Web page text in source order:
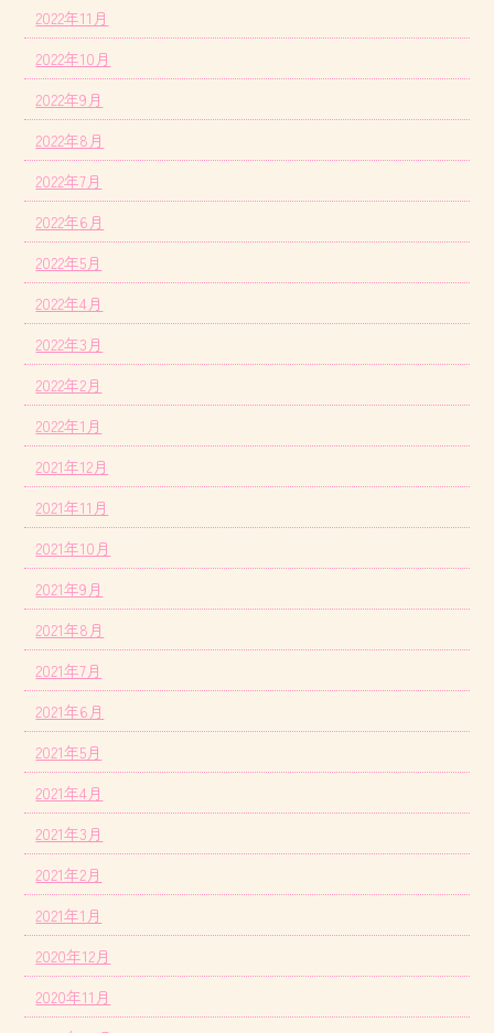
2022年11月
2022年10月
2022年9月
2022年8月
2022年7月
2022年6月
2022年5月
2022年4月
2022年3月
2022年2月
2022年1月
2021年12月
2021年11月
2021年10月
2021年9月
2021年8月
2021年7月
2021年6月
2021年5月
2021年4月
2021年3月
2021年2月
2021年1月
2020年12月
2020年11月